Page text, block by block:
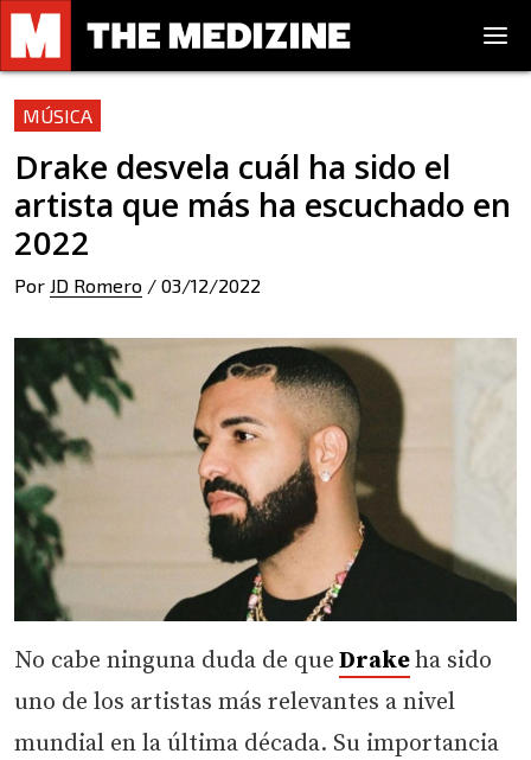
MÚSICA
Drake desvela cuál ha sido el
artista que más ha escuchado en
2022
Por JD Romero / 03/12/2022
No cabe ninguna duda de que Drakeha sido
uno de los artistas más relevantes a nivel
mundial en la última década. Su importancia